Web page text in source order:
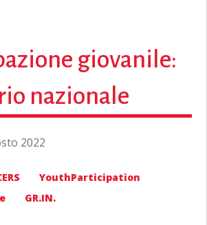
giovanile:
nazionale
2022
YouthParticipation
GR.IN.